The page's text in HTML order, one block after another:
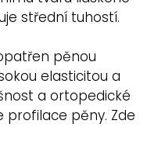
střední tuhostí.
pěnou
elasticitou a
a ortopedické
profilace pěny. Zde